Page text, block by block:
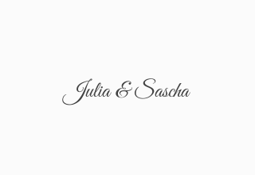
Julia & Sascha